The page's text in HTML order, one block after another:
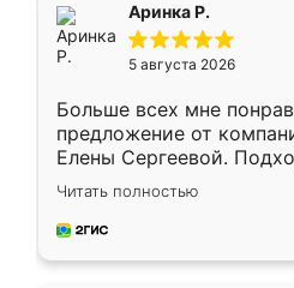
Аринка Р.
5 августа 2026
Больше всех мне
предложение от
Елены Сергеевой.
короткие сроки
для замера сотрудник
предложил по моему
Читать полностью